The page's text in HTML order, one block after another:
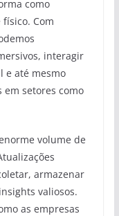
como
Com
interagir
e até mesmo
setores como
volume de
armazenar
valiosos.
as empresas